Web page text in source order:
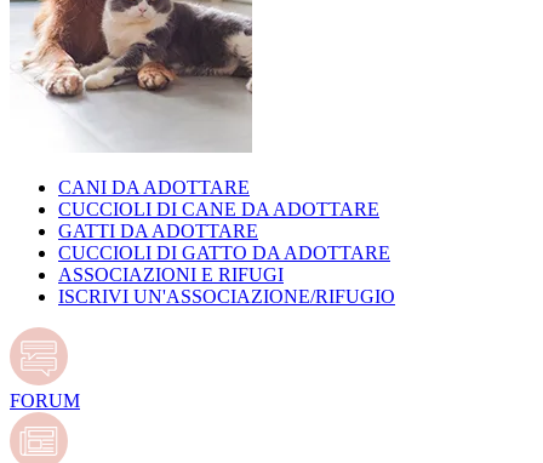
CANI DA ADOTTARE
CUCCIOLI DI CANE DA ADOTTARE
GATTI DA ADOTTARE
CUCCIOLI DI GATTO DA ADOTTARE
ASSOCIAZIONI E RIFUGI
ISCRIVI UN'ASSOCIAZIONE/RIFUGIO
FORUM